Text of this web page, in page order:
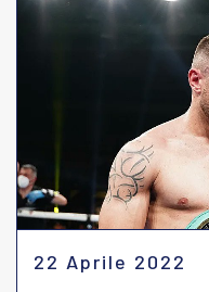
22 Aprile 2022